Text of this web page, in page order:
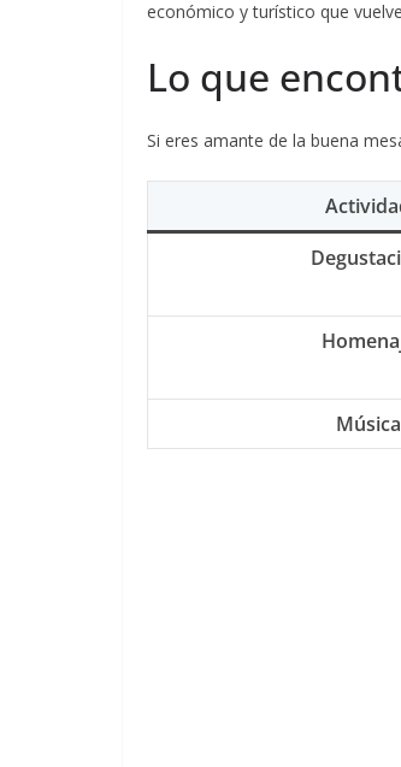
económico y turístico que
Lo que
Si eres amante de la buena
Música